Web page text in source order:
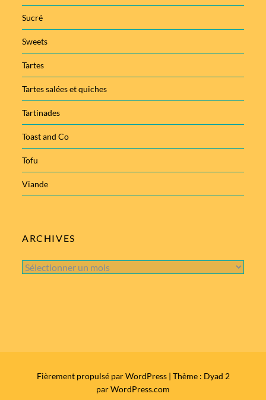
Sucré
Sweets
Tartes
Tartes salées et quiches
Tartinades
Toast and Co
Tofu
Viande
ARCHIVES
Archives
Fièrement propulsé par WordPress | Thème : Dyad 2
parWordPress.com